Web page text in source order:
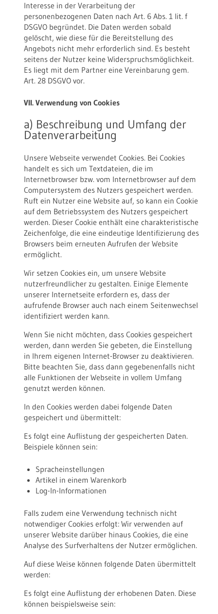
Interesse in der Verarbeitung der
personenbezogenen Daten nach Art. 6 Abs. 1 lit. f
DSGVO begründet. Die Daten werden sobald
gelöscht, wie diese für die Bereitstellung des
Angebots nicht mehr erforderlich sind. Es besteht
seitens der Nutzer keine Widerspruchsmöglichkeit.
Es liegt mit dem Partner eine Vereinbarung gem.
Art. 28 DSGVO vor.
VII. Verwendung von Cookies
a) Beschreibung und Umfang der
Datenverarbeitung
Unsere Webseite verwendet Cookies. Bei Cookies
handelt es sich um Textdateien, die im
Internetbrowser bzw. vom Internetbrowser auf dem
Computersystem des Nutzers gespeichert werden.
Ruft ein Nutzer eine Website auf, so kann ein Cookie
auf dem Betriebssystem des Nutzers gespeichert
werden. Dieser Cookie enthält eine charakteristische
Zeichenfolge, die eine eindeutige Identifizierung des
Browsers beim erneuten Aufrufen der Website
ermöglicht.
Wir setzen Cookies ein, um unsere Website
nutzerfreundlicher zu gestalten. Einige Elemente
unserer Internetseite erfordern es, dass der
aufrufende Browser auch nach einem Seitenwechsel
identifiziert werden kann.
Wenn Sie nicht möchten, dass Cookies gespeichert
werden, dann werden Sie gebeten, die Einstellung
in Ihrem eigenen Internet-Browser zu deaktivieren.
Bitte beachten Sie, dass dann gegebenenfalls nicht
alle Funktionen der Webseite in vollem Umfang
genutzt werden können.
In den Cookies werden dabei folgende Daten
gespeichert und übermittelt:
Es folgt eine Auflistung der gespeicherten Daten.
Beispiele können sein:
Spracheinstellungen
Artikel in einem Warenkorb
Log-In-Informationen
Falls zudem eine Verwendung technisch nicht
notwendiger Cookies erfolgt: Wir verwenden auf
unserer Website darüber hinaus Cookies, die eine
Analyse des Surfverhaltens der Nutzer ermöglichen.
Auf diese Weise können folgende Daten übermittelt
werden:
Es folgt eine Auflistung der erhobenen Daten. Diese
können beispielsweise sein: